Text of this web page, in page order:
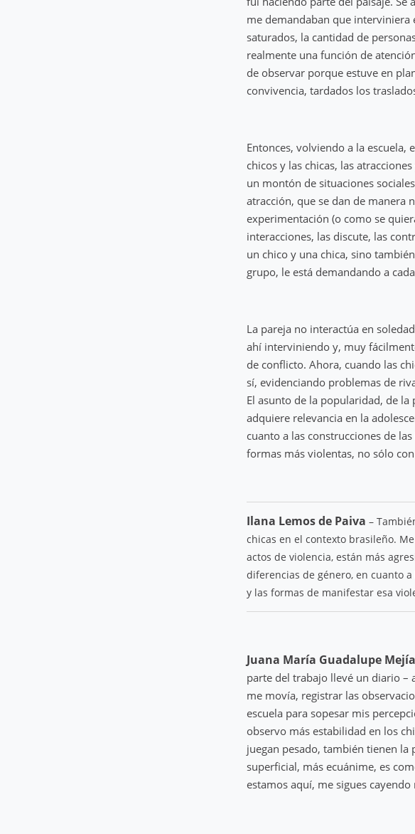
me demandaban que interviniera
saturados, la cantidad de
realmente una función de
de observar porque estuve en
convivencia, tardados los
Entonces, volviendo a la
chicos y las chicas, las
un montón de situaciones
atracción, que se dan de manera
experimentación (o como se
interacciones, las discute, las
un chico y una chica, sino
grupo, le está demandando a
La pareja no interactúa en
ahí interviniendo y, muy
de conflicto. Ahora, cuando las
sí, evidenciando problemas de
El asunto de la popularidad, de
adquiere relevancia en la
cuanto a las construcciones de
formas más violentas, no sólo
Ilana Lemos de Paiva –
chicas en el contexto brasileño.
actos de violencia, están más
diferencias de género, en cuanto
y las formas de manifestar esa
Juana María Guadalupe
parte del trabajo llevé un diario –
me movía, registrar las
escuela para sopesar mis
observo más estabilidad en los
juegan pesado, también tienen
superficial, más ecuánime, es
estamos aquí, me sigues